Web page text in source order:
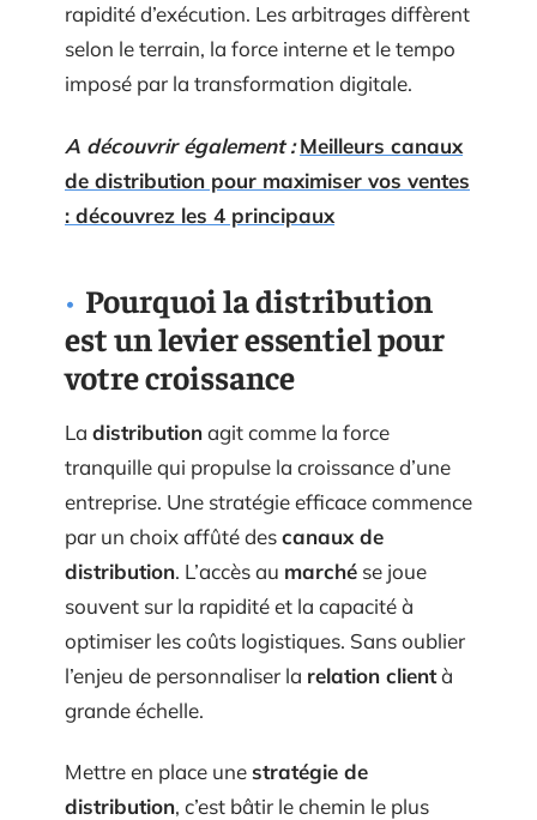
rapidité d’exécution. Les arbitrages diffèrent
selon le terrain, la force interne et le tempo
imposé par la transformation digitale.
A découvrir également : Meilleurs canaux
de distribution pour maximiser vos ventes
: découvrez les 4 principaux
Pourquoi la distribution
est un levier essentiel pour
votre croissance
La distributionagit comme la force
tranquille qui propulse la croissance d’une
entreprise. Une stratégie efficace commence
par un choix affûté descanaux de
distribution. L’accès au marché se joue
souvent sur la rapidité et la capacité à
optimiser les coûts logistiques. Sans oublier
l’enjeu de personnaliser la relation clientà
grande échelle.
Mettre en place unestratégie de
distribution, c’est bâtir le chemin le plus